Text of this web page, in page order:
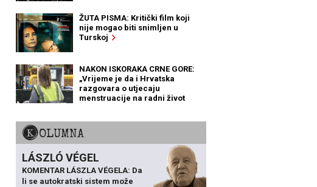
ŽUTA PISMA: Kritički film koji
nije mogao biti snimljen u
Turskoj
NAKON ISKORAKA CRNE GORE:
„Vrijeme je da i Hrvatska
razgovara o utjecaju
menstruacije na radni život
KOLUMNA
LÁSZLÓ VÉGEL
KOMENTAR LÁSZLA VÉGELA: Da
li se autokratski sistem može